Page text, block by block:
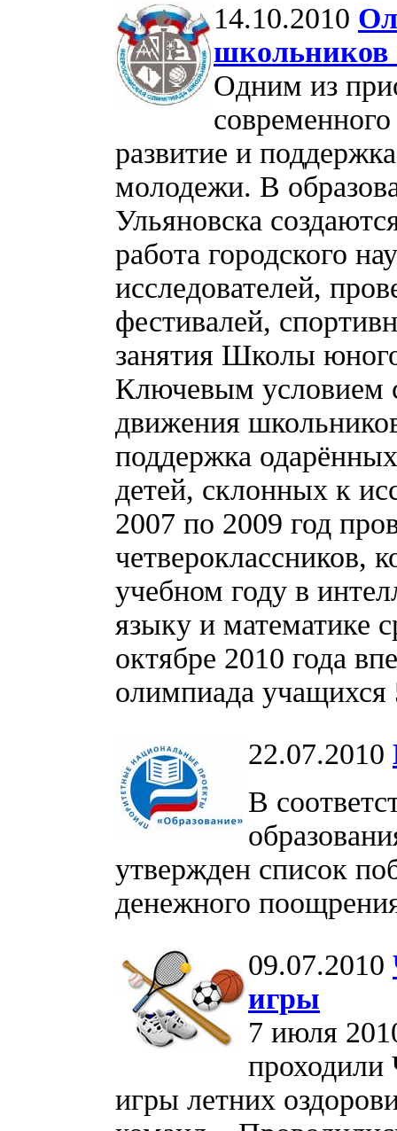
14.10.2010
школьников
Одним из
развитие и
молодежи. В
Ульяновска
работа городского
исследователей,
фестивалей,
занятия Школы
Ключевым условием
движения
поддержка
детей, склонных к
2007 по 2009 год
четвероклассников,
учебном году в
языку и математике
октябре 2010 года
олимпиада учащихся
22.07.2010
В
утвержден список
денежного
09.07.2010
игры
7 июля
игры летних